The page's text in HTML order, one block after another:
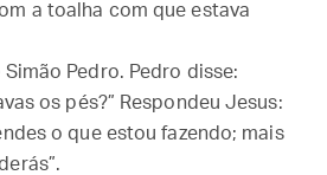
a toalha com que estava
Simão Pedro. Pedro disse:
os pés?” Respondeu Jesus:
o que estou fazendo; mais